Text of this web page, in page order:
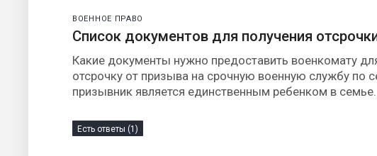
ВОЕННОЕ ПРАВО
Список документов для получения
Какие документы нужно предоставить военкомату
отсрочку от призыва на срочную военную службу по
призывник является единственным ребенком в семье.
Есть ответы (1)